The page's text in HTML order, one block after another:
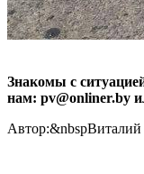
Знакомы с
нам: pv@onliner.by